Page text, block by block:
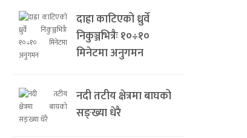
दाह्रा काटिएको ध्रुर्वे
निकुञ्जभित्रैः १०÷१०
मिनेटमा अनुगमन
नदी तटीय क्षेत्रमा बाघको
सङ्ख्या धेरै